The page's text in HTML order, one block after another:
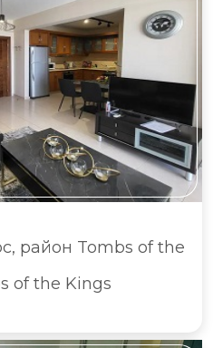
район Tombs of the
of the Kings